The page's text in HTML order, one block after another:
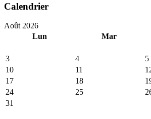
Calendrier
Août 2026
Lun
Mar
3 4 5
10
11
17
18
24
25
31